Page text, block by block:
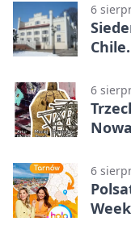
6
6
6